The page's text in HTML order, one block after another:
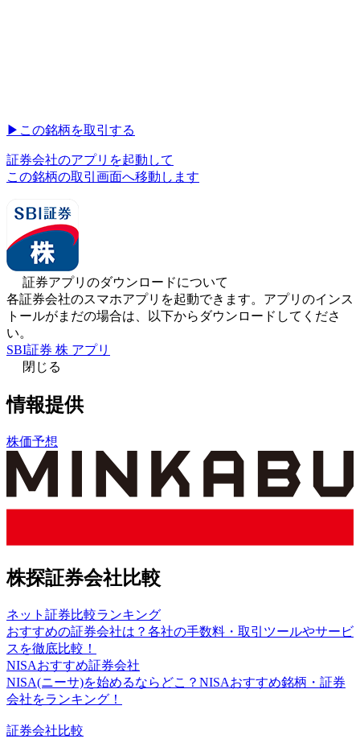
▶︎ この銘柄を取引する
証券会社のアプリを起動して
この銘柄の取引画面へ移動します
証券アプリのダウンロードについて
各証券会社のスマホアプリを起動できます。アプリのインス
トールがまだの場合は、以下からダウンロードしてくださ
い。
SBI証券 株 アプリ
閉じる
情報提供
株価予想
株探証券会社比較
ネット証券比較ランキング
おすすめの証券会社は？各社の手数料・取引ツールやサービ
スを徹底比較！
NISAおすすめ証券会社
NISA(ニーサ)を始めるならどこ？NISAおすすめ銘柄・証券
会社をランキング！
証券会社比較